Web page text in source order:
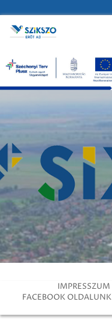
IMPRESSZUM
FACEBOOK OLDALUNK